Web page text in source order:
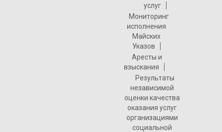
услуг
Мониторинг
исполнения
Майских
Указов
Аресты и
взыскания
Результаты
независимой
оценки качества
оказания услуг
организациями
социальной